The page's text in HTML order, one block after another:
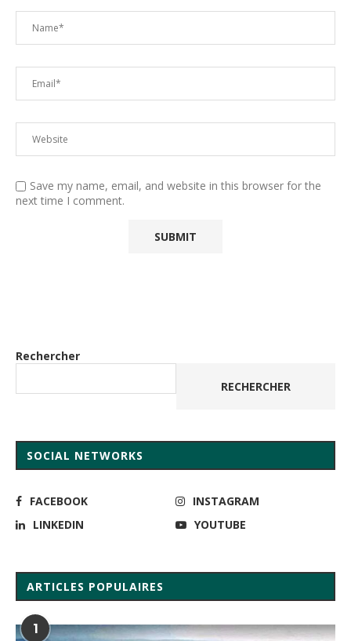
Save my name, email, and website in this browser for the
next time I comment.
Rechercher
RECHERCHER
SOCIAL NETWORKS
FACEBOOK
INSTAGRAM
LINKEDIN
YOUTUBE
ARTICLES POPULAIRES
1